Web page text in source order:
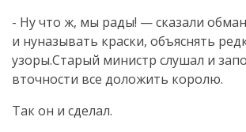
- Ну что ж, мы рады! — сказали
и нуназывать краски, объяснять
узоры.Старый министр слушал и
вточности все доложить королю.
Так он и сделал.